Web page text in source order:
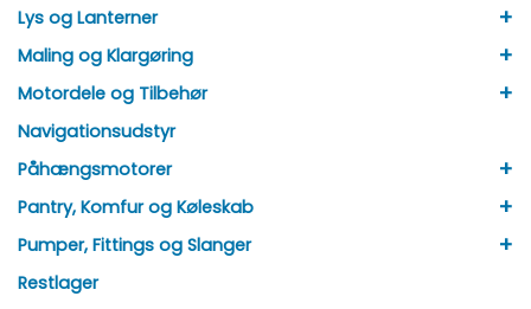
Lys og Lanterner +
Maling og Klargøring +
Motordele og Tilbehør +
Navigationsudstyr
Påhængsmotorer
+
Pantry, Komfur og Køleskab +
Pumper, Fittings og Slanger +
Restlager